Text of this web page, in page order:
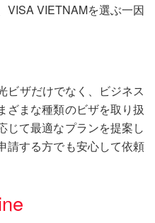
VISA VIETNAMを選ぶ一因
ビザだけでなく、ビジネス
ざまな種類のビザを取り扱
じて最適なプランを提案し
請する方でも安心して依頼